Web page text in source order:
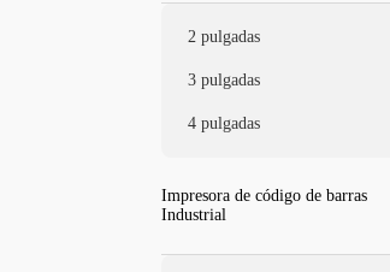
2 pulgadas
3 pulgadas
4 pulgadas
Impresora de código de barras
Industrial